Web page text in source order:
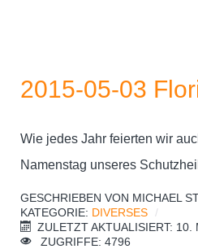
2015-05-03
Wie jedes Jahr feierten wir
Namenstag unseres
GESCHRIEBEN VON MICHAEL
KATEGORIE: DIVERSES
ZULETZT AKTUALISIERT: 10.
ZUGRIFFE: 4796